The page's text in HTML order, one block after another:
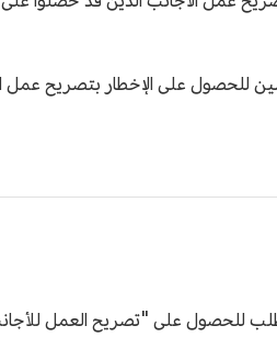
للحصول على الإخطار بتصريح عمل